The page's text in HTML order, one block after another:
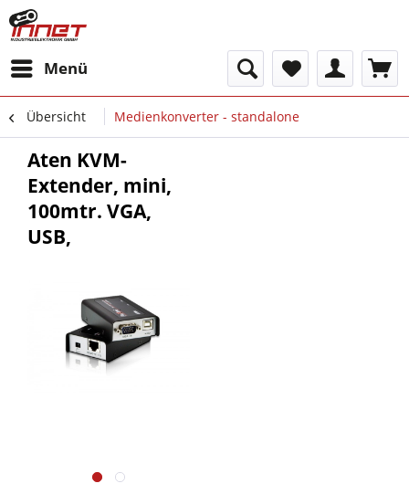
Menü
Übersicht Medienkonverter - standalone
Aten KVM-
Extender, mini,
100mtr. VGA,
USB,